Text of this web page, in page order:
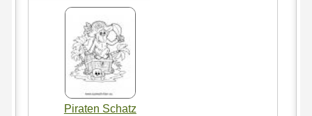
Piraten Schatz